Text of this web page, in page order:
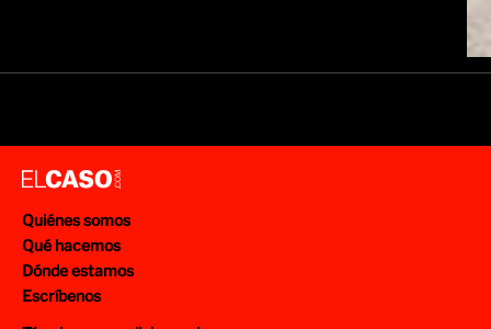
Quiénes somos
Qué hacemos
Dónde estamos
Escríbenos